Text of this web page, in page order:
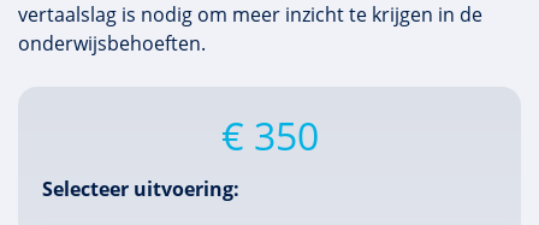
vertaalslag is nodig om meer inzicht te krijgen in de
onderwijsbehoeften.
€ 350
Selecteer uitvoering: